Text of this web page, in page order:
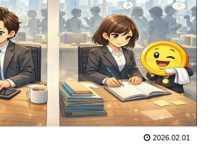
2026.02.01